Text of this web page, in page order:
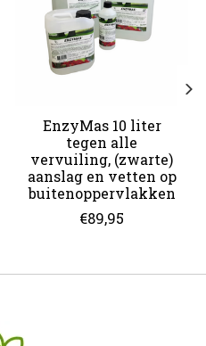
EnzyMas 10 liter
tegen alle
vervuiling, (zwarte)
aanslag en vetten op
buitenoppervlakken
€89,95